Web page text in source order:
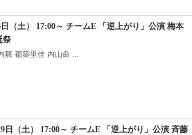
日（土） 17:00～ チームE 「逆上がり」公演 梅本
祭
舞 都築里佳 内山命 ...
日（土） 17:00～ チームE 「逆上がり」公演 斉藤